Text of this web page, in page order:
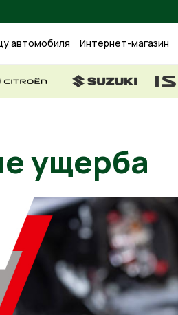
автомобиля Интернет-магазин